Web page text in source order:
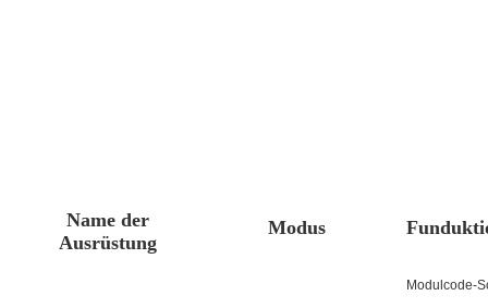
Name der
Ausrüstung
Modus
Modulcode-